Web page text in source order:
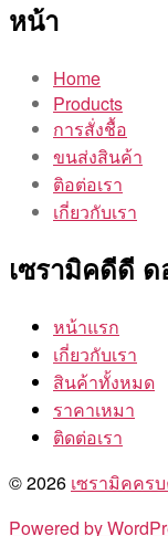
หน้า
Home
Products
การสั่งชื้อ
ขนส่งสินค้า
ติอต่อเรา
เกี่ยวกับเรา
เซรามิคดีดี
หน้าแรก
เกี่ยวกับเรา
สินค้าทั้งหมด
ราคาเหมา
ติดต่อเรา
© 2026 เซรามิคคร
Powered by